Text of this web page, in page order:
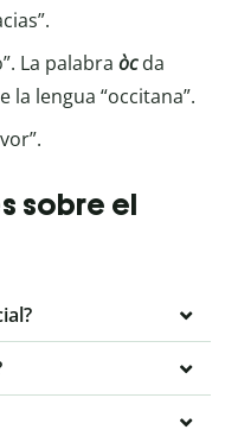
La palabra òcda
la lengua “occitana”.
sobre el